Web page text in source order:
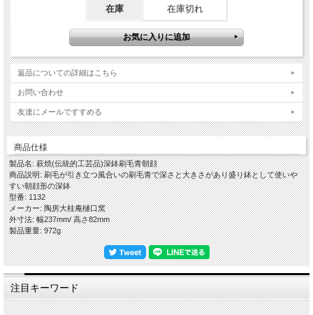
〇冷たい料理・デザートの場合は器を冷蔵庫に入れておく
萩焼は多孔質であることから吸水性がありますので、事前に器を冷蔵庫に入れてお
きますと器自体が冷たくなり冷たいお料理を一層美味しくお召し上がりいただけま
〇器にやさしいお取り扱い－お使いいただく前に器を水につける
※お料理を引き立てると共に、醤油などの糖分によるカビの発生を抑制します。
「刷毛青という作風」
伝統的工芸品萩焼の基本となる「大道土」に赤土を混ぜて水曳きし、乾燥させなが
ら高台や高台脇を削り全体の形を整え、さらに乾燥のタイミングを計りながら生地
とは違う化粧土を自作の道具で大胆に「刷毛目」を施します。
呼ばれる古い萩焼にもその作品が残っております。
しっかり乾燥させてから素焼きをし、木灰釉を掛けて還元焼成で本焼きをし窯出し
をして焼ヒビなどが無いかをしっかりチェックして完成となります。
赤みの部分は「窯変(ようへん)」と言って偶然出るものですので、はっきりある場
合もあれば少なめでおとなしい風合いのこともあります。
この色合いをそのまま言葉にするとやや濃いめのグレーという感じですが、先人が
こういう色合いを「青い」と表現していたらしい・・・ということと刷毛目を施す
ことから、当店では「刷毛青」と命名しております。
…………………………………………………………………………………………………
…
【ギフト対応について】
◎オプションの箱をご注文の場合は、包装紙での包装・ギフト対応(のし紙掛け・
メッセージカード)を無料で承ります。
在庫 在庫切れ
返品についての詳細はこちら
お問い合わせ
友達にメールですすめる
商品仕様
製品名: 萩焼(伝統的工芸品)深鉢刷毛青朝顔
商品説明: 刷毛が引き立つ風合いの刷毛青で深さと大きさがあり盛り鉢として使いや
すい朝顔形の深鉢
型番: 1132
メーカー: 陶房大桂庵樋口窯
外寸法: 幅237mm/ 高さ82mm
製品重量: 972g
注目キーワード